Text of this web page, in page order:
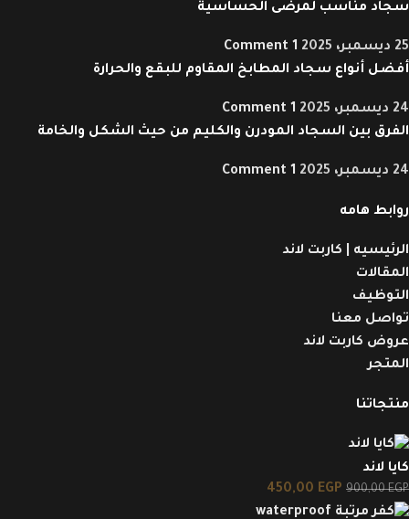
سجاد مناسب لمرضى الحساسية
25 ديسمبر، 2025
1 Comment
أفضل أنواع سجاد المطابخ المقاوم للبقع والحرارة
24 ديسمبر، 2025
1 Comment
الفرق بين السجاد المودرن والكليم من حيث الشكل والخامة
24 ديسمبر، 2025 1 Comment
روابط هامه
الرئيسيه | كاربت لاند
المقالات
التوظيف
تواصل معنا
عروض كاربت لاند
المتجر
منتجاتنا
كايا لاند
900,00EGP
450,00 EGP